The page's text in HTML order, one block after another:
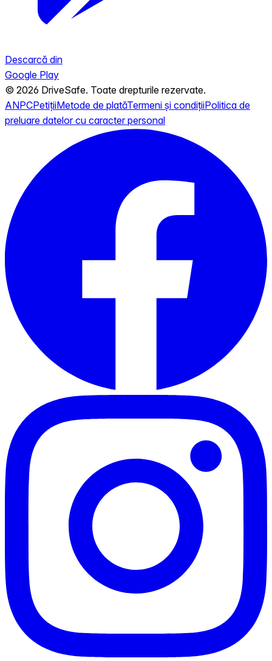
Descarcă din
Google Play
© 2026 DriveSafe. Toate drepturile rezervate.
ANPCPetițiiMetode de platăTermeni și condițiiPolitica de
preluare datelor cu caracter personal